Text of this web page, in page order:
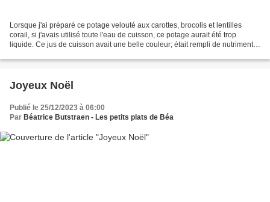
Lorsque j'ai préparé ce potage velouté aux carottes, brocolis et lentilles
corail, si j'avais utilisé toute l'eau de cuisson, ce potage aurait été trop
liquide. Ce jus de cuisson avait une belle couleur; était rempli de nutriments
Joyeux Noël
Publié le 25/12/2023 à 06:00
Par Béatrice Butstraen - Les petits plats de Béa